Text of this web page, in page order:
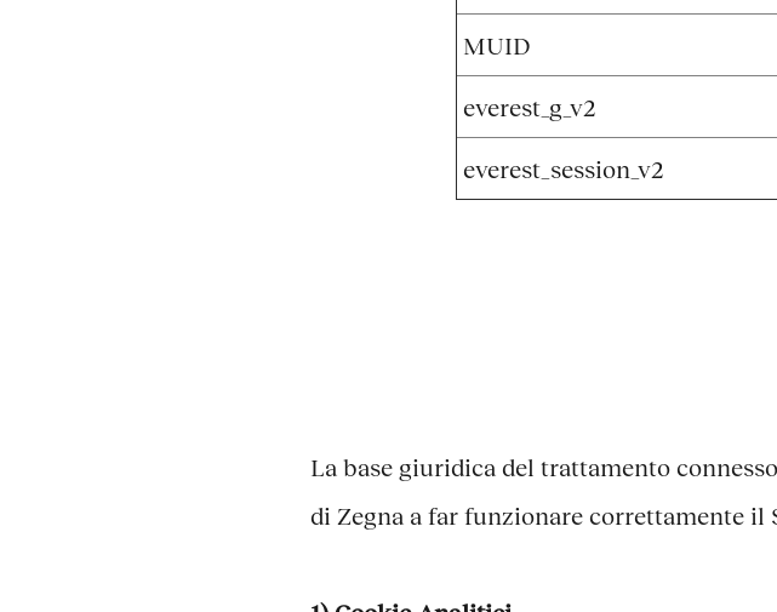
MUID
everest_g_v2
everest_session_v2
La base giuridica del trattamento
di Zegna a far funzionare correttamente il